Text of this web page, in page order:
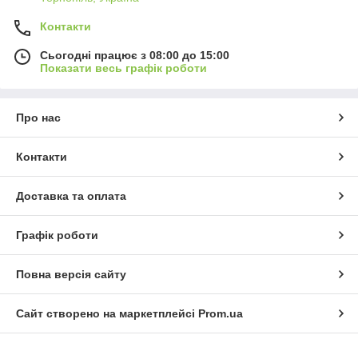
Контакти
Сьогодні працює з 08:00 до 15:00
Показати весь графік роботи
Про нас
Контакти
Доставка та оплата
Графік роботи
Повна версія сайту
Сайт створено на маркетплейсі Prom.ua